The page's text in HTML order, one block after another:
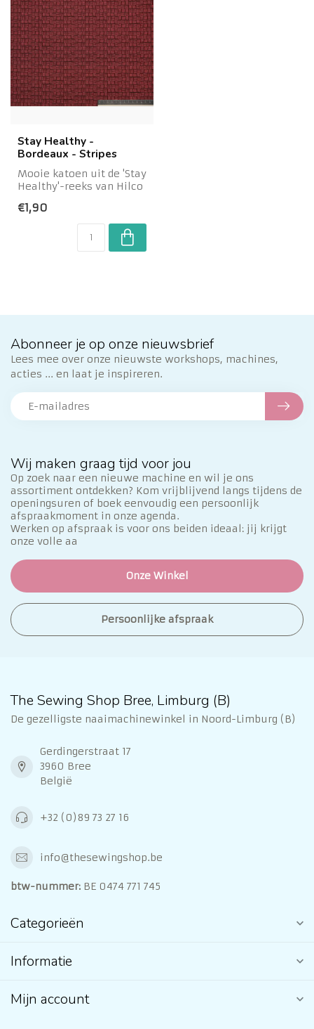
Stay Healthy -
Bordeaux - Stripes
Mooie katoen uit de 'Stay
Healthy'-reeks van Hilco
streepj...
€1,90
Wij maken graag tijd voor jou
Op zoek naar een nieuwe machine en wil je ons
assortiment ontdekken? Kom vrijblijvend langs tijdens de
openingsuren of boek eenvoudig een persoonlijk
afspraakmoment in onze agenda.
Werken op afspraak is voor ons beiden ideaal: jij krijgt
onze volle aa
Onze Winkel
Persoonlijke afspraak
Abonneer je op onze nieuwsbrief
Lees mee over onze nieuwste workshops, machines,
acties ... en laat je inspireren.
The Sewing Shop Bree, Limburg (B)
De gezelligste naaimachinewinkel in Noord-Limburg (B)
Gerdingerstraat 17
3960 Bree
België
+32 (0)89 73 27 16
info@thesewingshop.be
btw-nummer: BE 0474 771 745
Categorieën
Informatie
Mijn account